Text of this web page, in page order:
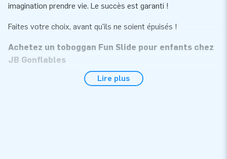
imagination prendre vie. Le succès est garanti !
Faites votre choix, avant qu'ils ne soient épuisés !
Achetez un toboggan Fun Slide pour enfants chez
JB Gonflables
Ce toboggan gonflable est l'attraction parfaite pour tout
Lire plus